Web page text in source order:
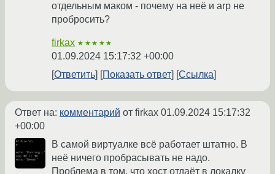
отдельным маком - почему на неё и arp не
пробросить?
firkax ★★★★★
01.09.2024 15:17:32 +00:00
Ответить
Показать ответ Ссылка
Ответ на: комментарий от firkax 01.09.2024 15:17:32
+00:00
В самой виртуалке всё работает штатно. В
неё ничего пробрасывать не надо.
Проблема в том, что хост отдаёт в локалку